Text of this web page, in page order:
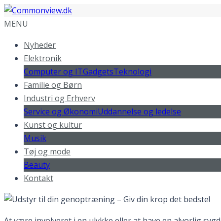
MENU
Nyheder
Elektronik
Computer og ITGadgetsTeknologi
Familie og Børn
Industri og Erhverv
Service og ØkonomiUddannelse og ledelse
Kunst og kultur
Musik
Tøj og mode
Beauty
Kontakt